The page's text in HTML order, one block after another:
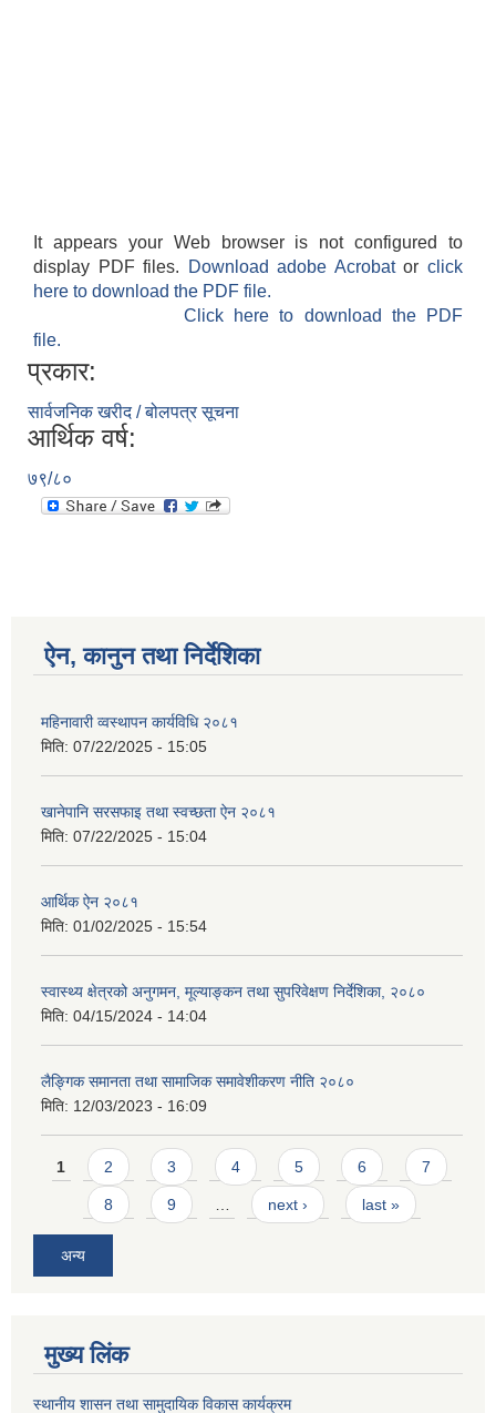
It appears your Web browser is not configured to
display PDF files.
Download adobe Acrobatorclick
here to download the PDF file.
Click here to download the PDF
file.
प्रकार:
सार्वजनिक खरीद / बोलपत्र सूचना
आर्थिक वर्ष:
७९/८०
ऐन, कानुन तथा निर्देशिका
महिनावारी व्वस्थापन कार्यविधि २०८१
मिति: 07/22/2025 - 15:05
खानेपानि सरसफाइ तथा स्वच्छता ऐन २०८१
मिति: 07/22/2025 - 15:04
आर्थिक ऐन २०८१
मिति: 01/02/2025 - 15:54
स्वास्थ्य क्षेत्रको अनुगमन, मूल्याङ्कन तथा सुपरिवेक्षण निर्देशिका, २०८०
मिति: 04/15/2024 - 14:04
लैङ्गिक समानता तथा सामाजिक समावेशीकरण नीति २०८०
मिति: 12/03/2023 - 16:09
Pages
1 2 3 4 5 6 7
8 9 next › last »
अन्य
मुख्य लिंक
स्थानीय शासन तथा सामुदायिक विकास कार्यक्रम